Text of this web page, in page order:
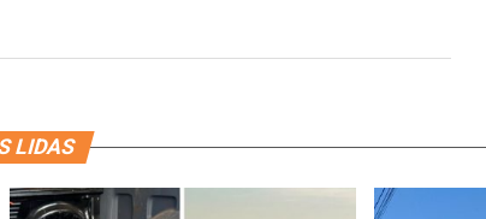
LIDAS